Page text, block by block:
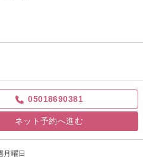
ても大丈夫なように
心しました！
す！
05018690381
ネット予約へ進む
月曜日